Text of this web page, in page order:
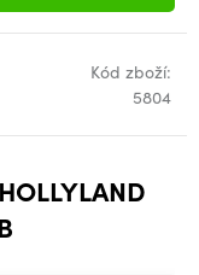
Kód zboží:
5804